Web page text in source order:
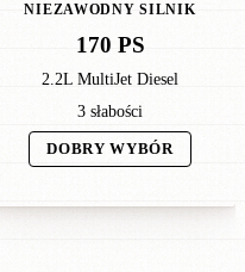
NIEZAWODNY SILNIK
170 PS
2.2L MultiJet Diesel
3 słabości
DOBRY WYBÓR